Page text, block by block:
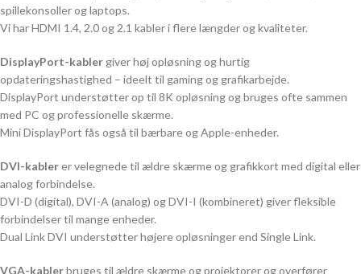
spillekonsoller og laptops.
Vi har HDMI 1.4, 2.0 og 2.1 kabler i flere længder og kvaliteter.
DisplayPort-kabler giver høj opløsning og hurtig
opdateringshastighed – ideelt til gaming og grafikarbejde.
DisplayPort understøtter op til 8K opløsning og bruges ofte sammen
med PC og professionelle skærme.
Mini DisplayPort fås også til bærbare og Apple-enheder.
DVI-kablerer velegnede til ældre skærme og grafikkort med digital eller
analog forbindelse.
DVI-D (digital), DVI-A (analog) og DVI-I (kombineret) giver fleksible
forbindelser til mange enheder.
Dual Link DVI understøtter højere opløsninger end Single Link.
VGA-kablerbruges til ældre skærme og projektorer og overfører